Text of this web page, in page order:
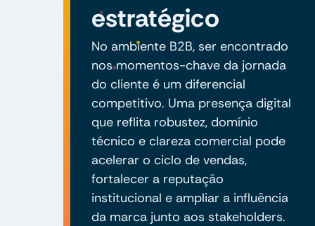
estratégico
No ambiente B2B, ser encontrado
nos momentos-chave da jornada
do cliente é um diferencial
competitivo. Uma presença digital
que reflita robustez, domínio
técnico e clareza comercial pode
acelerar o ciclo de vendas,
fortalecer a reputação
institucional e ampliar a influência
da marca junto aos stakeholders.